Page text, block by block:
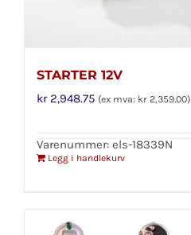
STARTER 12V
kr2,948.75 (ex mva: kr 2,359.00)
Varenummer: els-18339N
Legg i handlekurv